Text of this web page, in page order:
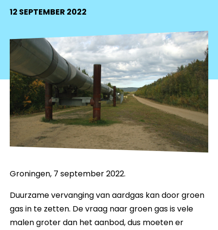
12 SEPTEMBER 2022
Groningen, 7 september 2022.
Duurzame vervanging van aardgas kan door groen
gas in te zetten. De vraag naar groen gas is vele
malen groter dan het aanbod, dus moeten er